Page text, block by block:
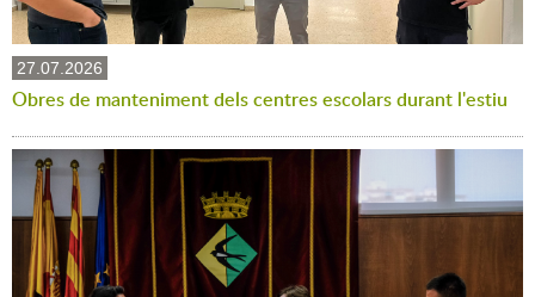
27.07.2026
Obres de manteniment dels centres escolars durant l'estiu